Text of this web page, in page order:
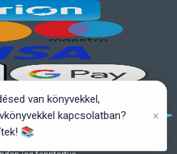
van könyvekkel,
kapcsolatban?
📚
×